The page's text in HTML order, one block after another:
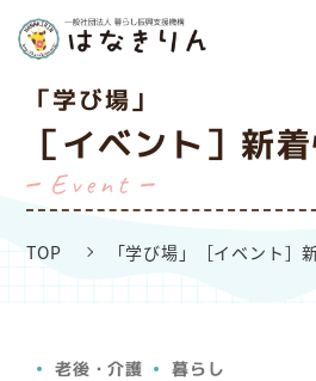
「学び場」
［イベント］新
Event
TOP 「学び場」［イベント］
老後・介護 暮らし